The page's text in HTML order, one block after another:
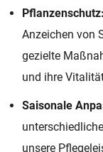
Pflanzenschutz:
Anzeichen von
gezielte
und ihre
Saisonale
unsere